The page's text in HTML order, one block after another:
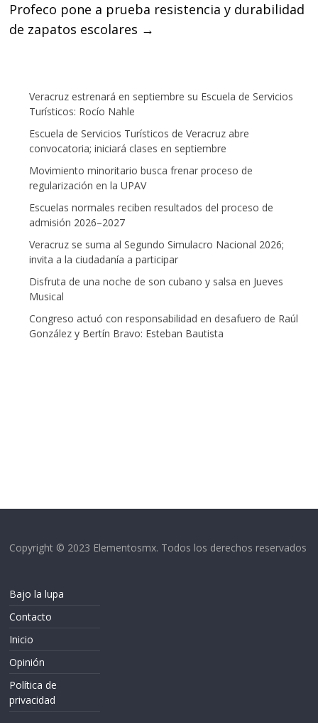
Profeco pone a prueba resistencia y durabilidad
de zapatos escolares →
Veracruz estrenará en septiembre su Escuela de Servicios
Turísticos: Rocío Nahle
Escuela de Servicios Turísticos de Veracruz abre
convocatoria; iniciará clases en septiembre
Movimiento minoritario busca frenar proceso de
regularización en la UPAV
Escuelas normales reciben resultados del proceso de
admisión 2026–2027
Veracruz se suma al Segundo Simulacro Nacional 2026;
invita a la ciudadanía a participar
Disfruta de una noche de son cubano y salsa en Jueves
Musical
Congreso actuó con responsabilidad en desafuero de Raúl
González y Bertín Bravo: Esteban Bautista
Copyright © 2023 Elementosmx. Todos los derechos reservados
Bajo la lupa
Contacto
Inicio
Opinión
Política de
privacidad